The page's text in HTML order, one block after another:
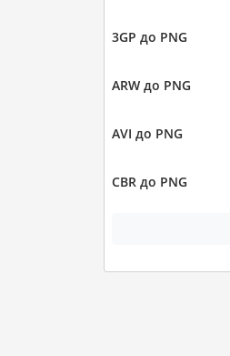
3GP до PNG
ARW до PNG
AVI до PNG
CBR до PNG